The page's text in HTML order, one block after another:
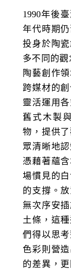
1990年後
年代時期
投身於陶
多不同的
陶藝創作
跨媒材的
靈活運用
舊式木製
物，提供
眾清晰地
憑藉著蘊
場慣見的
的支撐。
無次序安
土條，這
們得以思
色彩則營
的差異，